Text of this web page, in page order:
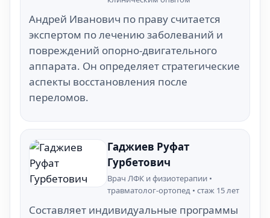
Андрей Иванович по праву считается
экспертом по лечению заболеваний и
повреждений опорно-двигательного
аппарата. Он определяет стратегические
аспекты восстановления после
переломов.
Гаджиев Руфат
Гурбетович
Врач ЛФК и физиотерапии •
травматолог-ортопед • стаж 15 лет
Составляет индивидуальные программы